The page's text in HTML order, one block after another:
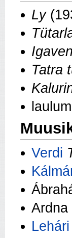
Ly
Tatra
Verdi
Ardna
Lehári